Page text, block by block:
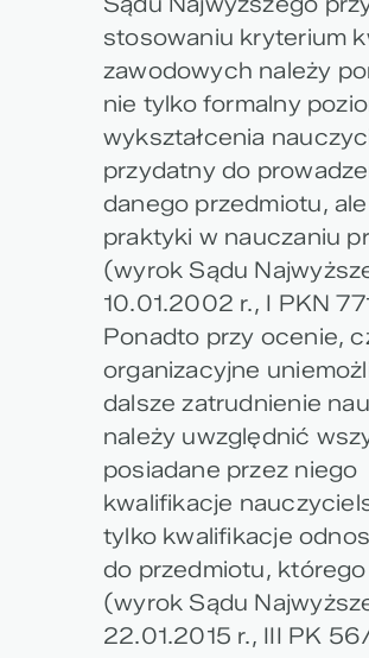
stosowaniu kryterium
zawodowych należy
nie tylko formalny
wykształcenia
przydatny do
danego przedmiotu,
praktyki w nauczaniu
(wyrok Sądu
10.01.2002 r., I PKN
Ponadto przy ocenie,
organizacyjne
dalsze zatrudnienie
należy uwzględnić
posiadane przez niego
kwalifikacje
tylko kwalifikacje
do przedmiotu, którego
(wyrok Sądu
22.01.2015 r., III PK